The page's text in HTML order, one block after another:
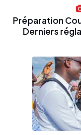
Préparation
Derniers